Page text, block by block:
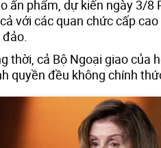
ấn phẩm, dự kiến ngày 3/8
với các quan chức cấp
thời, cả Bộ Ngoại giao của
quyền đều không chính